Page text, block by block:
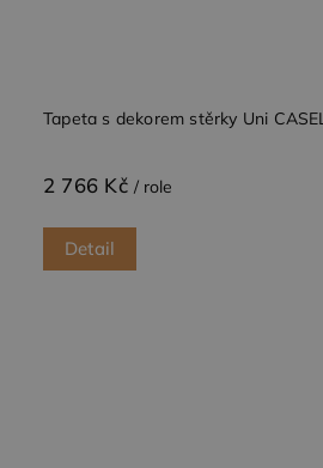
Tapeta s dekorem stěrky Uni
2 766 Kč / role
Detail